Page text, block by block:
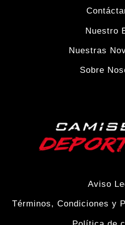
la
Nuestro
Nuestras
Sobre
Aviso
Términos, Condiciones y